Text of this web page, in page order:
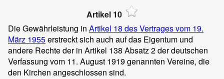
Artikel 10
Die Gewährleistung in Artikel 18 des Vertrages vom 19.
März 1955erstreckt sich auch auf das Eigentum und
andere Rechte der in Artikel 138 Absatz 2 der deutschen
Verfassung vom 11. August 1919 genannten Vereine, die
den Kirchen angeschlossen sind.